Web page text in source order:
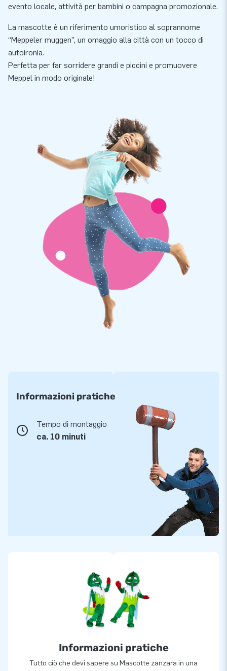
evento locale, attività per bambini o campagna promozionale.
La mascotte è un riferimento umoristico al soprannome
“Meppeler muggen”, un omaggio alla città con un tocco di
autoironia.
Perfetta per far sorridere grandi e piccini e promuovere
Meppel in modo originale!
Informazioni pratiche
Tempo di montaggio
ca. 10 minuti
Informazioni pratiche
Tutto ciò che devi sapere su Mascotte zanzara in una